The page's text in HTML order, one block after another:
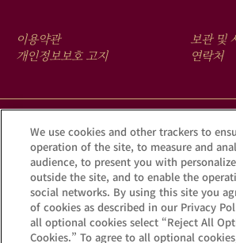
FOOTER
MENU
이용약관
개인정보보호 고지 보관 및
연락처
크루그 앱을 다운로드하여 Krug iD를 통해 여
이야기를 확인해 보세요.
We use cookies and other trackers to
operation of the site, to measure and
audience, to present you with
outside the site, and to enable the
social networks. By using this site you
of cookies as described in our Privacy
all optional cookies select “Reject All